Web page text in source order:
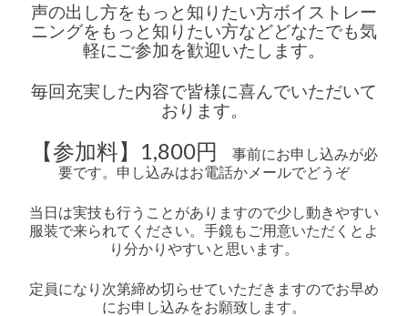
声の出し方をもっと知りたい方ボイストレー
ニングをもっと知りたい方などどなたでも気
軽にご参加を歓迎いたします。
毎回充実した内容で皆様に喜んでいただいて
おります。
【参加料】1,800円 事前にお申し込みが必
要です。申し込みはお電話かメールでどうぞ
当日は実技も行うことがありますので少し動きやすい
服装で来られてください。手鏡もご用意いただくとよ
り分かりやすいと思います。
定員になり次第締め切らせていただきますのでお早め
にお申し込みをお願致します。